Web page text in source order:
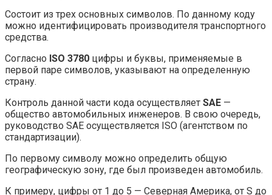
Состоит из трех основных символов. По данному коду
можно идентифицировать производителя транспортного
средства.
Согласно ISO 3780 цифры и буквы, применяемые в
первой паре символов, указывают на определенную
страну.
Контроль данной части кода осуществляет SAE —
общество автомобильных инженеров. В свою очередь,
руководство SAE осуществляется ISO (агентством по
стандартизации).
По первому символу можно определить общую
географическую зону, где был произведен автомобиль.
К примеру, цифры от 1 до 5 — Северная Америка, от S до